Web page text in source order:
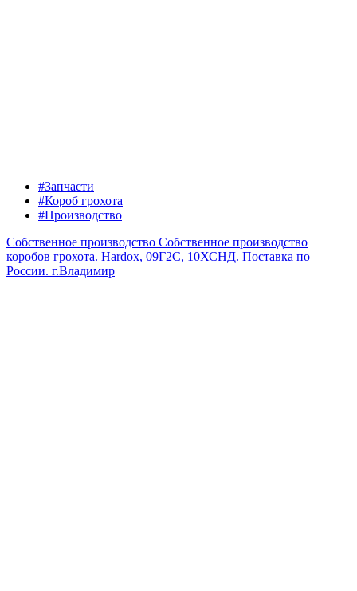
#Запчасти
#Короб грохота
#Производство
Собственное производство Собственное производство
коробов грохота. Hardox, 09Г2С, 10ХСНД. Поставка по
России. г.Владимир